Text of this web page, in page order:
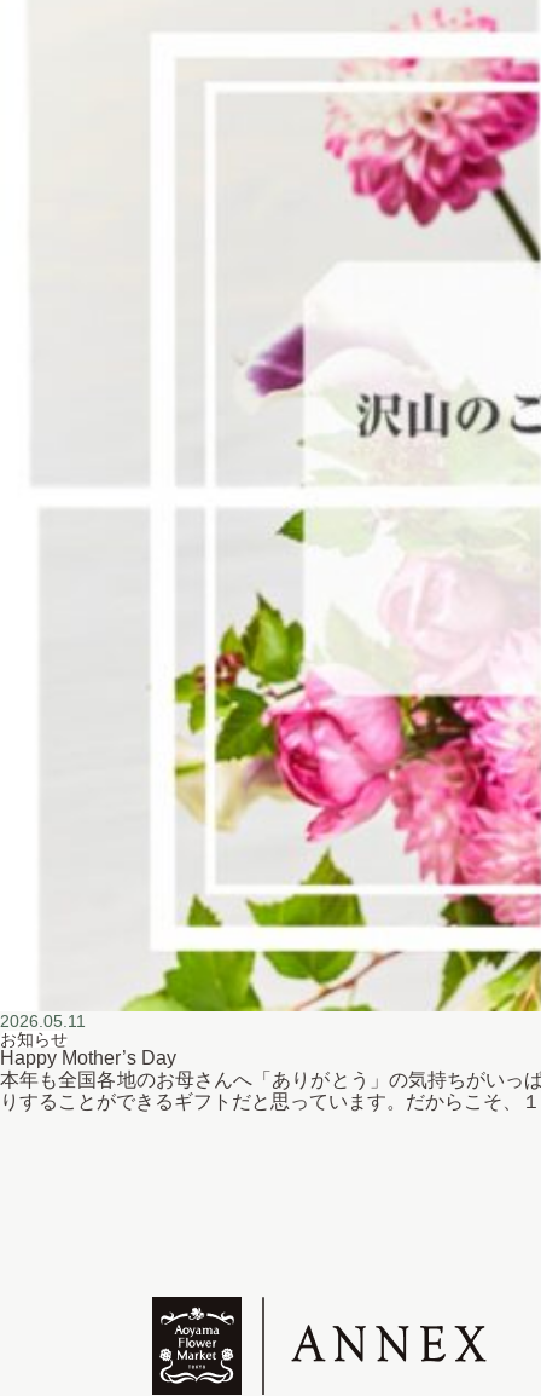
2026.05.11
お知らせ
Happy Mother’s Day
本年も全国各地のお母さんへ「ありがとう」の気持ちがいっ
りすることができるギフトだと思っています。だからこそ、